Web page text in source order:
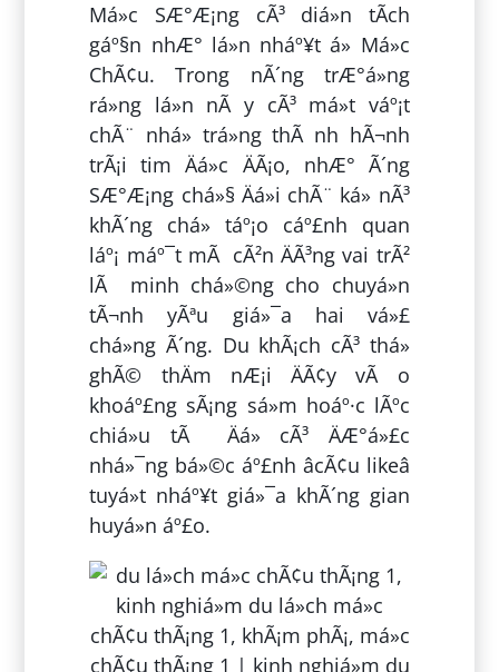
Má»c SÆ°Æ¡ng cÃ³ diá»n tÃ­ch
gáº§n nhÆ° lá»n nháº¥t á» Má»c
ChÃ¢u. Trong nÃ´ng trÆ°á»ng
rá»ng lá»n nÃ y cÃ³ má»t váº¡t
chÃ¨ nhá» trá»ng thÃ nh hÃ¬nh
trÃ¡i tim Äá»c ÄÃ¡o, nhÆ° Ã´ng
SÆ°Æ¡ng chá»§ Äá»i chÃ¨ ká» nÃ³
khÃ´ng chá» táº¡o cáº£nh quan
láº¡ máº¯t mÃ cÃ²n ÄÃ³ng vai trÃ²
lÃ minh chá»©ng cho chuyá»n
tÃ¬nh yÃªu giá»¯a hai vá»£
chá»ng Ã´ng. Du khÃ¡ch cÃ³ thá»
ghÃ© thÄm nÆ¡i ÄÃ¢y vÃ o
khoáº£ng sÃ¡ng sá»m hoáº·c lÃºc
chiá»u tÃ Äá» cÃ³ ÄÆ°á»£c
nhá»¯ng bá»©c áº£nh âcÃ¢u likeâ
tuyá»t nháº¥t giá»¯a khÃ´ng gian
huyá»n áº£o.